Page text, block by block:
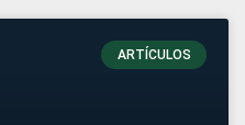
ARTÍCULOS